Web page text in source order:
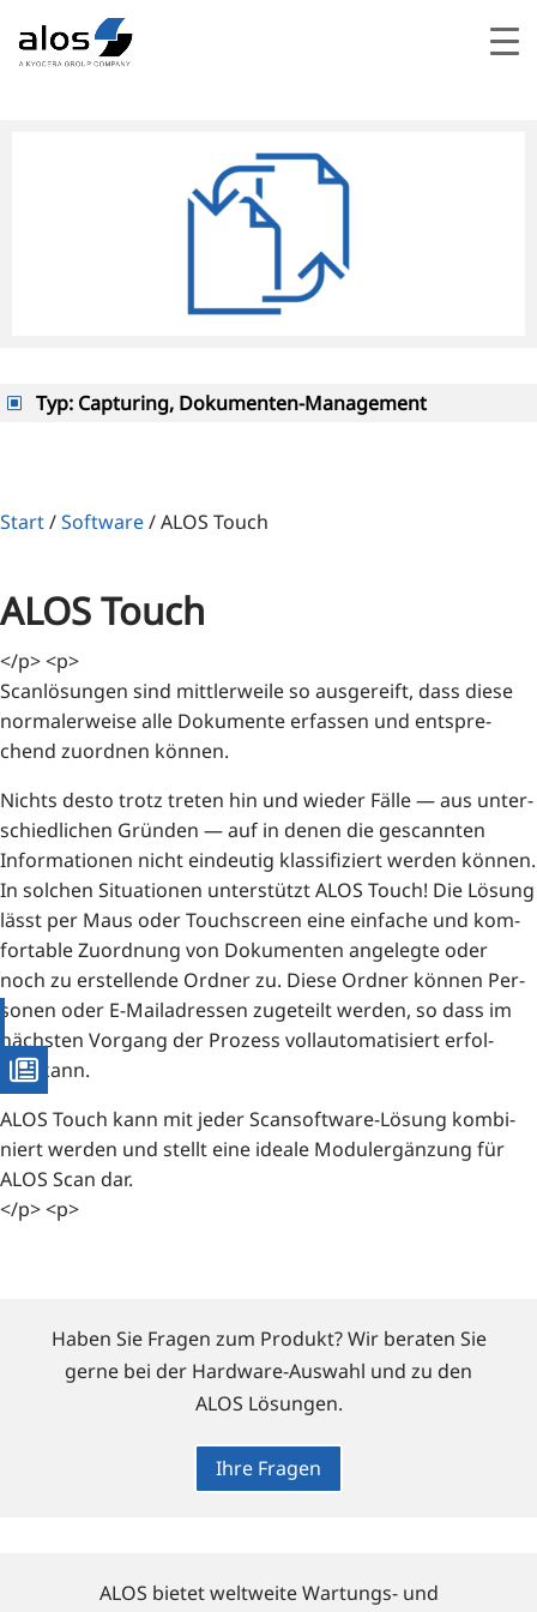
Typ: Capturing, Dokumenten-Management
Start/Software/ALOS Touch
ALOS Touch
</p> <p>
Scan­lö­sun­gen sind mitt­ler­wei­le so aus­ge­reift, dass die­se
nor­ma­ler­wei­se alle Doku­men­te erfas­sen und ent­spre­
chend zuord­nen können.
Nichts des­to trotz tre­ten hin und wie­der Fäl­le — aus unter­
schied­li­chen Grün­den — auf in denen die gescann­ten
Infor­ma­tio­nen nicht ein­deu­tig klas­si­fi­ziert wer­den kön­nen.
In sol­chen Situa­tio­nen unter­stützt ALOS Touch! Die Lösung
lässt per Maus oder Touch­screen eine ein­fa­che und kom­
for­ta­ble Zuord­nung von Doku­men­ten ange­leg­te oder
noch zu erstel­len­de Ord­ner zu. Die­se Ord­ner kön­nen Per­
so­nen oder E‑Mailadressen zuge­teilt wer­den, so dass im
nächs­ten Vor­gang der Pro­zess voll­au­to­ma­ti­siert erfol­
gen kann.
ALOS Touch kann mit jeder Scan­soft­ware-Lösung kom­bi­
niert wer­den und stellt eine idea­le Modu­ler­gän­zung für
ALOS Scan dar.
</p> <p>
Haben Sie Fragen zum Produkt? Wir beraten Sie
gerne bei der Hardware-Auswahl und zu den
ALOS Lösungen.
Ihre Fragen
ALOS bietet weltweite Wartungs- und